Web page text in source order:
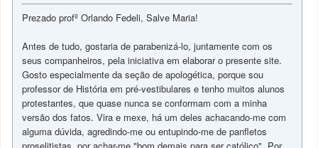
Prezado profº Orlando Fedeli, Salve Maria!
Antes de tudo, gostaria de parabenizá-lo, juntamente com os
seus companheiros, pela iniciativa em elaborar o presente site.
Gosto especialmente da seção de apologética, porque sou
professor de História em pré-vestibulares e tenho muitos alunos
protestantes, que quase nunca se conformam com a minha
versão dos fatos. Vira e mexe, há um deles achacando-me com
alguma dúvida, agredindo-me ou entupindo-me de panfletos